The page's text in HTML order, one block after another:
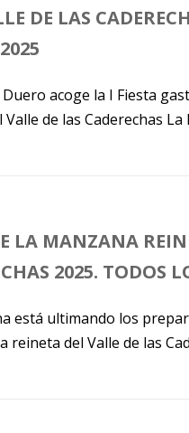
DE LAS
acoge la I Fiesta
de las Caderechas La
LA MANZANA
2025. TODOS
está ultimando los
reineta del Valle de las